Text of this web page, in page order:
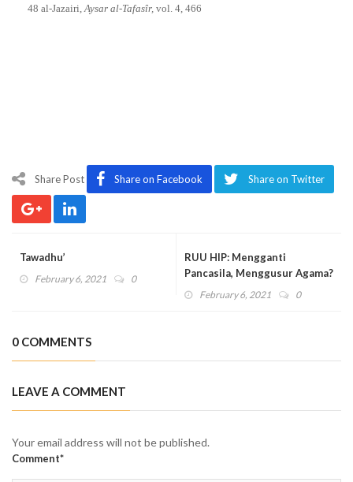
48 al-Jazairi, Aysar al-Tafasîr, vol. 4, 466
Share Post Share on Facebook Share on Twitter
Tawadhu’
February 6, 2021 0
RUU HIP: Mengganti
Pancasila, Menggusur Agama?
February 6, 2021 0
0 COMMENTS
LEAVE A COMMENT
Your email address will not be published.
Comment*